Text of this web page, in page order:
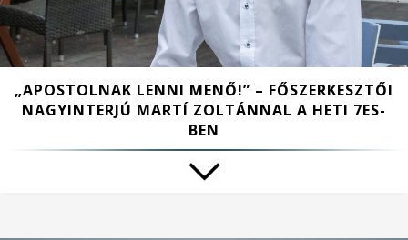
„APOSTOLNAK LENNI MENŐ!” – FŐSZERKESZTŐI
NAGYINTERJÚ MARTÍ ZOLTÁNNAL A HETI 7ES-
BEN